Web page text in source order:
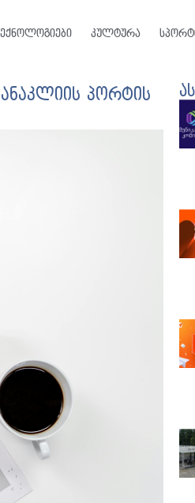
კულტურა
პორტის